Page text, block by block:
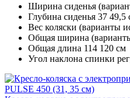
Ширина сиденья
Глубина сиденья 37 49,5
Вес коляски (варианты
Общая ширина
Общая длина 114 120 см
Угол наклона спинки